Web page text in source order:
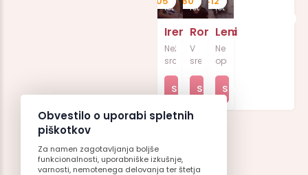
let
Irena
Nežnega
srca
in
topline,
iš�...
Spoznaj
me
let
Romana
V
srednjih
letih,
ampak
ker
Spoznaj
let
Leni
Ne
opisujem
se
rada.Spoznaj
me...
Spoznaj
Obvestilo o uporabi spletnih
piškotkov
Za namen zagotavljanja boljše
funkcionalnosti, uporabniške izkušnje,
varnosti, nemotenega delovanja ter štetja